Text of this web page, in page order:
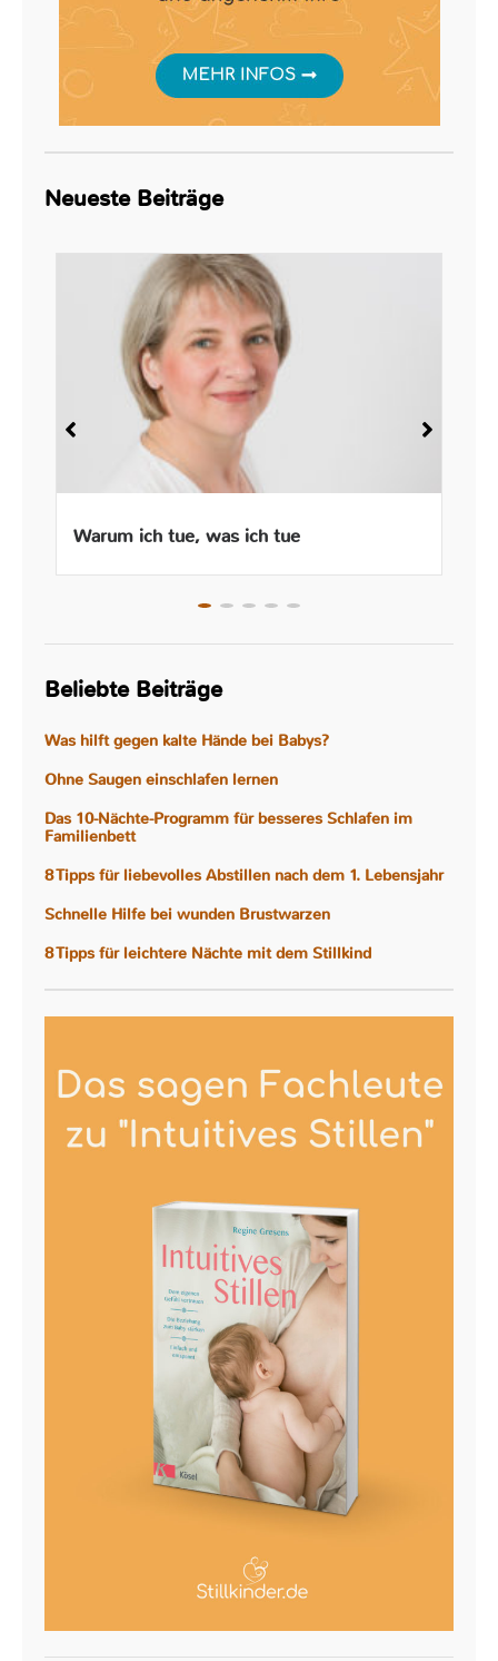
Neueste Beiträge
Warum ich tue, was ich tue
Beliebte Beiträge
Was hilft gegen kalte Hände bei Babys?
Ohne Saugen einschlafen lernen
Das 10-Nächte-Programm für besseres Schlafen im
Familienbett
8 Tipps für liebevolles Abstillen nach dem 1. Lebensjahr
Schnelle Hilfe bei wunden Brustwarzen
8 Tipps für leichtere Nächte mit dem Stillkind